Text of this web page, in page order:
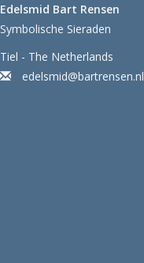
Edelsmid Bart Rensen
Symbolische Sieraden
Tiel - The Netherlands
edelsmid@bartrensen.nl